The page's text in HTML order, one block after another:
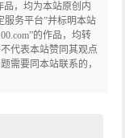
品，均为本站原创内
服务平台”并标明本站
的作品，均转
代表本站赞同其观点
需要同本站联系的，